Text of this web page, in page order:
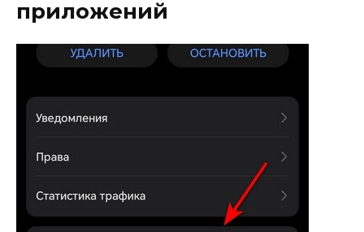
приложений